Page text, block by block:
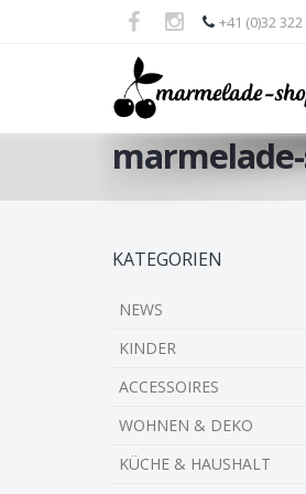
+41 (0)32
KATEGORIEN
NEWS
KINDER
ACCESSOIRES
WOHNEN & DEKO
KÜCHE & HAUSHALT